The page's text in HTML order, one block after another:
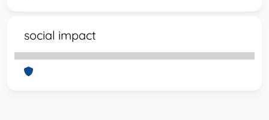
social impact